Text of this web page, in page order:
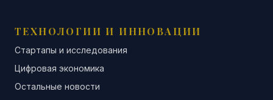
ТЕХНОЛОГИИ И ИННОВАЦИИ
Стартапы и исследования
Цифровая экономика
Остальные новости